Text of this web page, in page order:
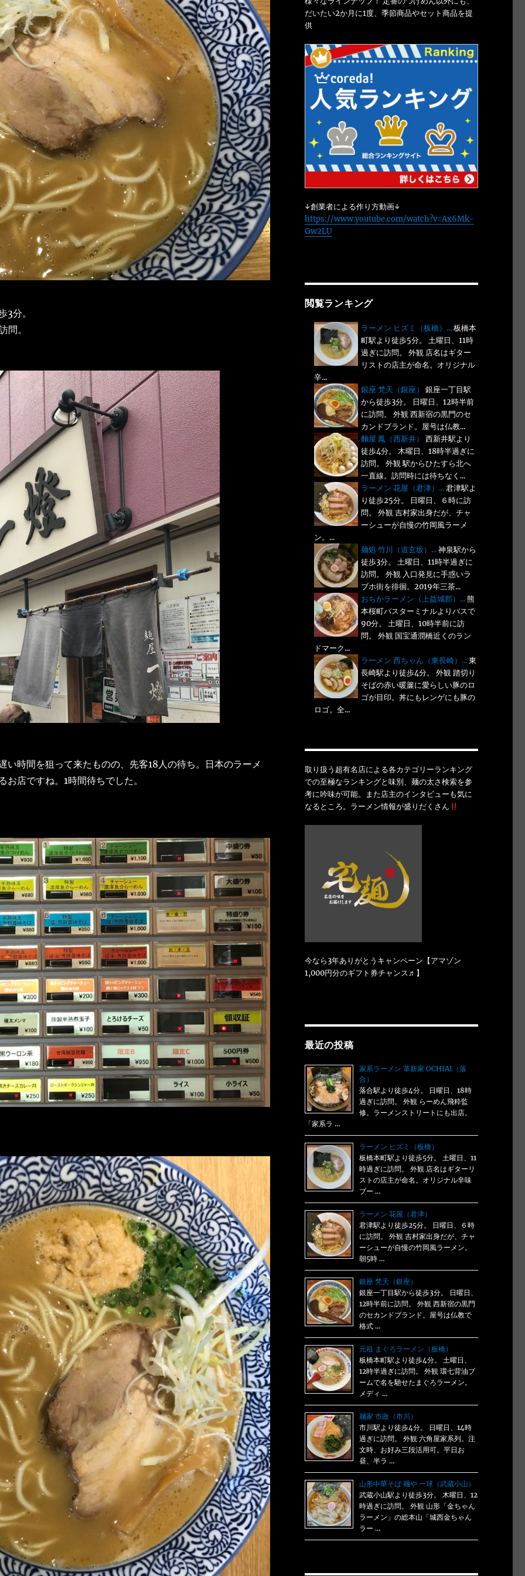
3分。
問。
い時間を狙って来たものの、先客18人の待ち。日本のラーメ
お店ですね。1時間待ちでした。
だいたい2か月に1度、季節商品やセット商品を提
供
↓創業者による作り方動画↓
https://www.youtube.com/watch?v=Ax6Mk-
Gw2LU
閲覧ランキング
ラーメン ヒズミ（板橋）...板橋本
町駅より徒歩5分。 土曜日、11時
過ぎに訪問。 外観 店名はギター
リストの店主が命名。オリジナル
辛...
銀座 梵天（銀座）
銀座一丁目駅
から徒歩3分。 日曜日、12時半前
に訪問。 外観 西新宿の黒門のセ
カンドブランド。屋号は仏教...
麵屋 鳳（西新井）
西新井駅より
徒歩4分。 木曜日、18時半過ぎに
訪問。 外観 駅からひたすら北へ
一直線。訪問時には待ちなく...
ラーメン 花屋（君津）...君津駅よ
り徒歩25分。 日曜日、６時に訪
問。 外観 吉村家出身だが、チャ
ーシューが自慢の竹岡風ラーメ
ン。...
麺処 竹川（道玄坂）...神泉駅から
徒歩3分。 土曜日、11時半過ぎに
訪問。 外観 入口発見に手惑いラ
ブホ街を徘徊。2019年三茶...
おちかラーメン（上益城郡）...熊
本桜町バスターミナルよりバスで
90分。 土曜日、10時半前に訪
問。 外観 国宝通潤橋近くのラン
ドマーク...
ラーメン 西ちゃん（東長崎）...東
長崎駅より徒歩4分。 外観 踏切り
そばの赤い暖簾に愛らしい豚のロ
ゴが目印。丼にもレンゲにも豚の
ロゴ。全...
取り扱う超有名店による各カテゴリーランキング
での至極なランキングと味別、麺の太さ検索を参
考に吟味が可能。また店主のインタビューも気に
なるところ。ラーメン情報が盛りだくさん
今なら3年ありがとうキャンペーン【アマゾン
1,000円分のギフト券チャンス♬】
最近の投稿
家系ラーメン 革新家 OCHIAI（落
合）
落合駅より徒歩4分。 日曜日、18時
過ぎに訪問。 外観 らーめん飛粋監
修。ラーメンストリートにも出店。
「家系ラ …
ラーメン ヒズミ（板橋）
板橋本町駅より徒歩5分。 土曜日、11
時過ぎに訪問。 外観 店名はギターリ
ストの店主が命名。オリジナル辛味
ブー …
ラーメン 花屋（君津）
君津駅より徒歩25分。 日曜日、６時
に訪問。 外観 吉村家出身だが、チャ
ーシューが自慢の竹岡風ラーメン。
朝5時 …
銀座 梵天（銀座）
銀座一丁目駅から徒歩3分。 日曜日、
12時半前に訪問。 外観 西新宿の黒門
のセカンドブランド。屋号は仏教で
格式 …
元祖 まぐろラーメン（板橋）
板橋本町駅より徒歩4分。 土曜日、
12時半過ぎに訪問。 外観 環七背油ブ
ームで名を馳せたまぐろラーメン。
メディ …
麺家 市政（市川）
市川駅より徒歩4分。 日曜日、14時
過ぎに訪問。 外観 六角屋家系列。注
文時、お好み三段活用可。平日お
昼、半ラ …
山形中華そば 麺や 一球（武蔵小山）
武蔵小山駅より徒歩3分。 木曜日、12
時過ぎに訪問。 外観 山形「金ちゃん
ラーメン」の総本山「城西金ちゃん
ラー …